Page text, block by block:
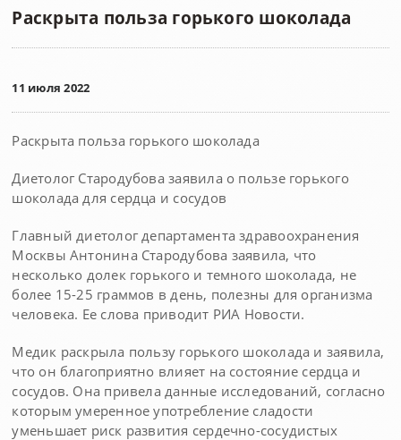
Раскрыта польза горького шоколада
11 июля 2022
Раскрыта польза горького шоколада
Диетолог Стародубова заявила о пользе горького
шоколада для сердца и сосудов
Главный диетолог департамента здравоохранения
Москвы Антонина Стародубова заявила, что
несколько долек горького и темного шоколада, не
более 15-25 граммов в день, полезны для организма
человека. Ее слова приводит РИА Новости.
Медик раскрыла пользу горького шоколада и заявила,
что он благоприятно влияет на состояние сердца и
сосудов. Она привела данные исследований, согласно
которым умеренное употребление сладости
уменьшает риск развития сердечно-сосудистых